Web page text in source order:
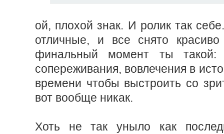
ой, плохой знак. И ролик так
отличные, и все снято
финальный момент ты
сопереживания, вовлечения в
времени чтобы выстроить со
вот вообще никак.
Хоть не так уныло как